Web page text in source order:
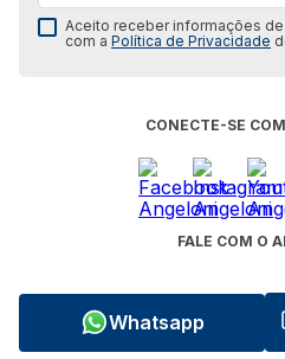
Aceito receber informações
com aPolítica de Privacidade
CONECTE-SE
FALE COM O
Whatsapp